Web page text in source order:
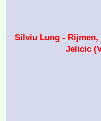
Silviu Lung - Rijmen,
Jelicic